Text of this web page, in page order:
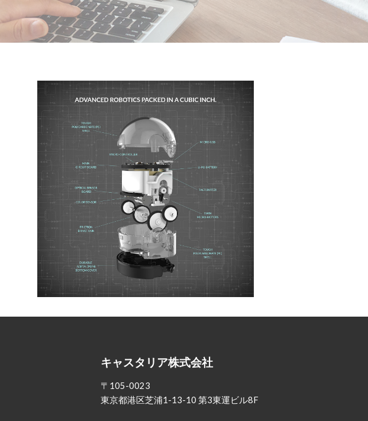
キャスタリア株式会社
〒105-0023
東京都港区芝浦1-13-10 第3東運ビル8F